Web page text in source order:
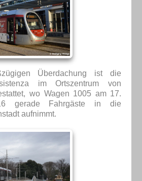
Überdachung ist die
im Ortszentrum von
wo Wagen 1005 am 17.
gerade Fahrgäste in die
aufnimmt.